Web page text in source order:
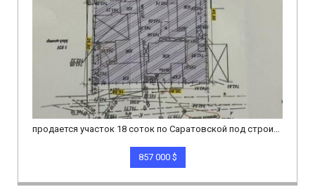
продается участок 18 соток по Саратовской под строительство
857 000 $